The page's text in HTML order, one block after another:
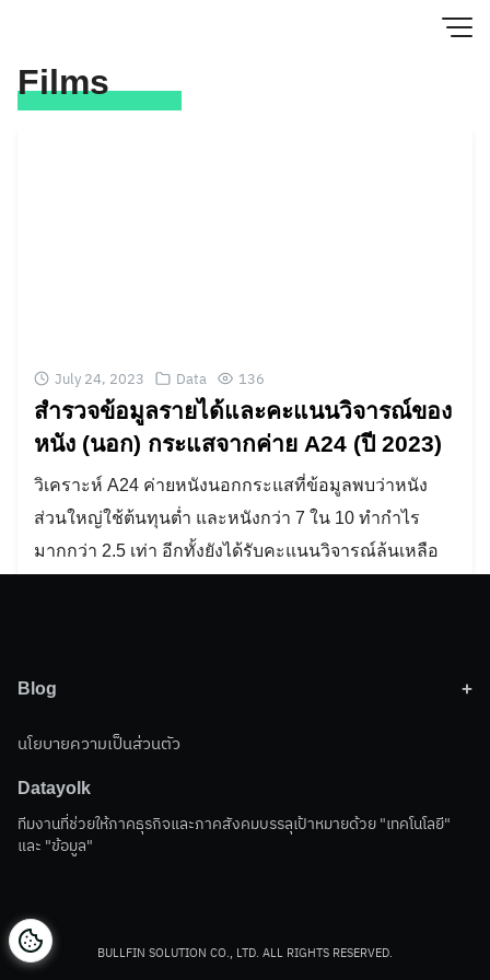
content
for:
Films
July 24, 2023 Data 136
สำรวจข้อมูลรายได้และคะแนนวิจารณ์ของ
หนัง (นอก) กระแสจากค่าย A24 (ปี 2023)
วิเคราะห์ A24 ค่ายหนังนอกกระแสที่ข้อมูลพบว่าหนัง
ส่วนใหญ่ใช้ต้นทุนต่ำ และหนังกว่า 7 ใน 10 ทำกำไร
มากกว่า 2.5 เท่า อีกทั้งยังได้รับคะแนนวิจารณ์ล้นเหลือ
Blog
Activepieces
(7)
Data(38)
Social(1)
นโยบายความเป็นส่วนตัว
Datayolk
ทีมงานที่ช่วยให้ภาคธุรกิจและภาคสังคมบรรลุเป้าหมายด้วย "เทคโนโลยี"
และ "ข้อมูล"
BULLFIN SOLUTION CO., LTD. ALL RIGHTS RESERVED.